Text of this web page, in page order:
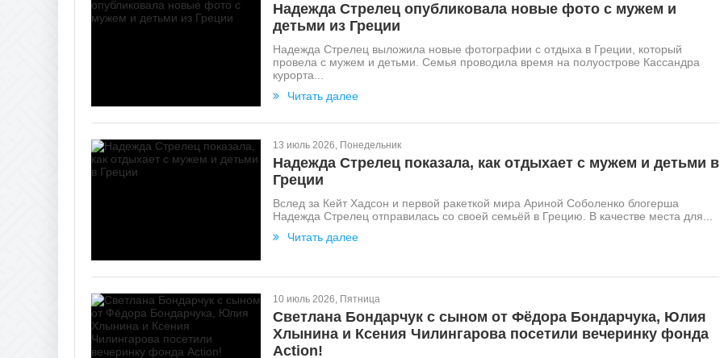
Надежда Стрелец опубликовала новые фото с мужем и
детьми из Греции
Надежда Стрелец выложила новые фотографии с отдыха в Греции, который
провела с мужем и детьми. Семья проводила время на полуострове Кассандра
курорта...
Читать далее
13 июль 2026, Понедельник
Надежда Стрелец показала, как отдыхает с мужем и детьми в
Греции
Вслед за Кейт Хадсон и первой ракеткой мира Ариной Соболенко блогерша
Надежда Стрелец отправилась со своей семьёй в Грецию. В качестве места для...
Читать далее
10 июль 2026, Пятница
Светлана Бондарчук с сыном от Фёдора Бондарчука, Юлия
Хлынина и Ксения Чилингарова посетили вечеринку фонда
Action!